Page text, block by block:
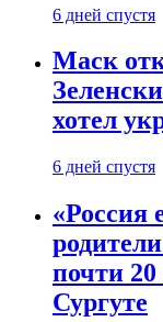
6 дней спустя
Маск
хотел
6 дней спустя
«Россия
почти
Сургуте